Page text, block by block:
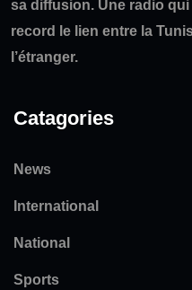
sa diffusion. Une radio
record le lien entre la
l’étranger.
Catagories
News
International
National
Sports